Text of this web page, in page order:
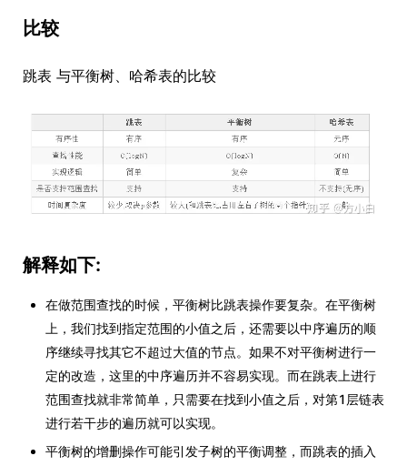
比较
跳表 与平衡树、哈希表的比较
解释如下:
在做范围查找的时候，平衡树比跳表操作要复杂。在平衡树
上，我们找到指定范围的小值之后，还需要以中序遍历的顺
序继续寻找其它不超过大值的节点。如果不对平衡树进行一
定的改造，这里的中序遍历并不容易实现。而在跳表上进行
范围查找就非常简单，只需要在找到小值之后，对第1层链表
进行若干步的遍历就可以实现。
平衡树的增删操作可能引发子树的平衡调整，而跳表的插入